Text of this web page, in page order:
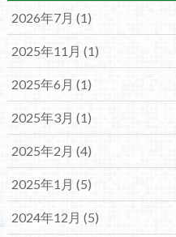
2026年7月 (1)
2025年11月 (1)
2025年6月 (1)
2025年3月 (1)
2025年2月 (4)
2025年1月 (5)
2024年12月 (5)